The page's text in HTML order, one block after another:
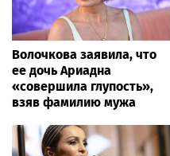
Волочкова заявила, что
ее дочь Ариадна
«совершила глупость»,
взяв фамилию мужа